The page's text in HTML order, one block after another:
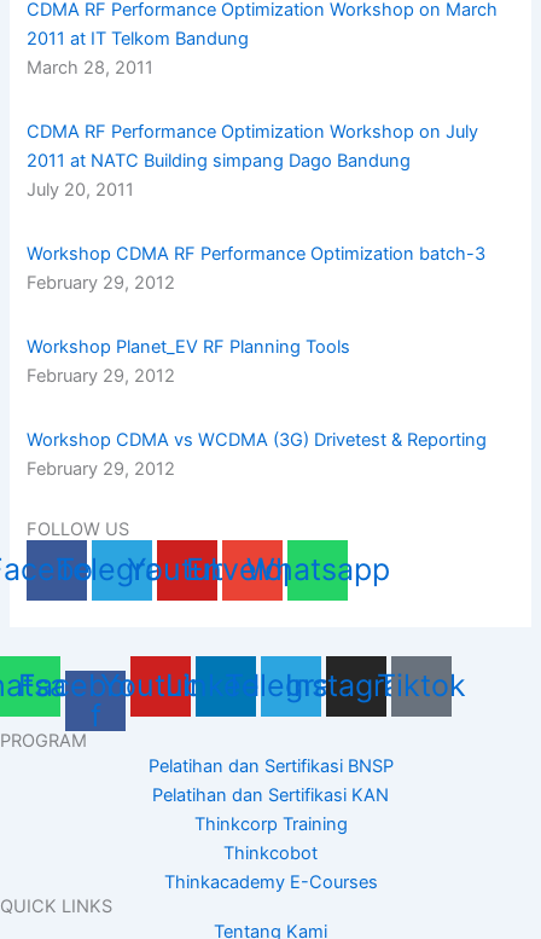
CDMA RF Performance Optimization Workshop on March
2011 at IT Telkom Bandung
March 28, 2011
CDMA RF Performance Optimization Workshop on July
2011 at NATC Building simpang Dago Bandung
July 20, 2011
Workshop CDMA RF Performance Optimization batch-3
February 29, 2012
Workshop Planet_EV RF Planning Tools
February 29, 2012
Workshop CDMA vs WCDMA (3G) Drivetest & Reporting
February 29, 2012
FOLLOW US
TelegramYoutubeEnvelope
Whatsapp
Facebook-
f
YoutubeLinkedinTelegram
Instagram
Tiktok
PROGRAM
Pelatihan dan Sertifikasi BNSP
Pelatihan dan Sertifikasi KAN
Thinkcorp Training
Thinkcobot
Thinkacademy E-Courses
QUICK LINKS
Tentang Kami